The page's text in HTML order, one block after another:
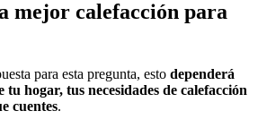
mejor calefacción para
para esta pregunta, esto dependerá
tu hogar, tus necesidades de calefacción
cuentes.